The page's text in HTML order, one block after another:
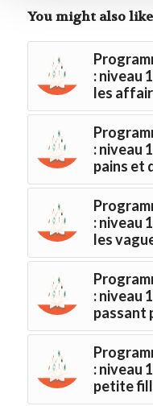
You might also like
: niveau
les
: niveau
pains et
: niveau
les
: niveau
passant
: niveau
petite